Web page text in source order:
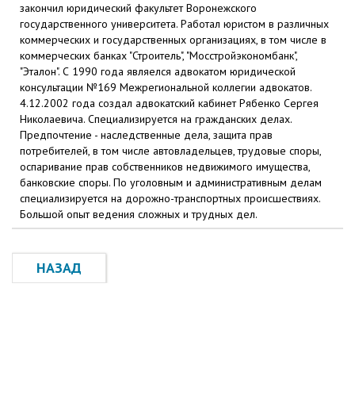
закончил юридический факультет Воронежского
государственного университета. Работал юристом в различных
коммерческих и государственных организациях, в том числе в
коммерческих банках "Строитель", "Мосстройэкономбанк",
"Эталон". С 1990 года являелся адвокатом юридической
консультации №169 Межрегиональной коллегии адвокатов.
4.12.2002 года создал адвокатский кабинет Рябенко Сергея
Николаевича. Специализируется на гражданских делах.
Предпочтение - наследственные дела, защита прав
потребителей, в том числе автовладельцев, трудовые споры,
оспаривание прав собственников недвижимого имущества,
банковские споры. По уголовным и административным делам
специализируется на дорожно-транспортных происшествиях.
Большой опыт ведения сложных и трудных дел.
НАЗАД